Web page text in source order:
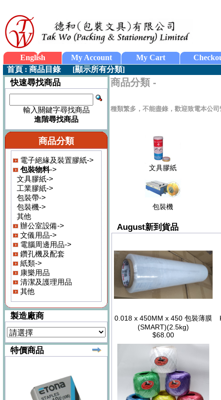
English My Account My Cart
首頁 : 商品目錄[顯示所有分類]
快速尋找商品
輸入關鍵字尋找商品
進階尋找商品
商品分類
電子絕緣及裝置膠紙->
包裝物料->
文具膠紙->
工業膠紙->
包裝帶->
包裝機->
其他
辦公室設備->
文儀用品->
電腦周邊用品->
鑽孔機及配套
紙類->
康樂用品
清潔及護理用品
其他
製造廠商
特價商品
商品分類 -
種類繁多，不能盡錄，歡迎致電本公
文具膠紙
包裝機
August新到貨品
0.018 x 450MM x 450 包裝薄膜
(SMART)(2.5kg)
$68.00